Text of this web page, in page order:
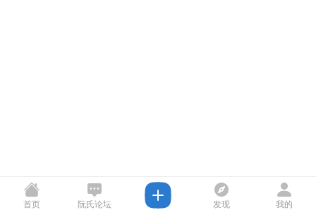
首页 阮氏论坛 发现 我的